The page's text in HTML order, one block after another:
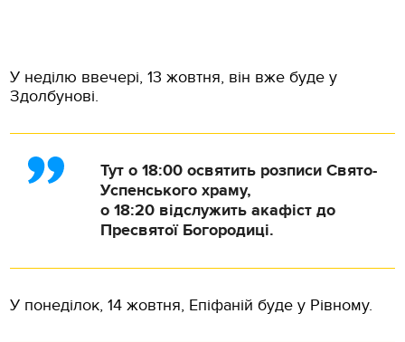
У неділю ввечері, 13 жовтня, він вже буде у
Здолбунові.
Тут о 18:00 освятить розписи Свято-
Успенського храму,
о 18:20 відслужить акафіст до
Пресвятої Богородиці.
У понеділок, 14 жовтня, Епіфаній буде у Рівному.